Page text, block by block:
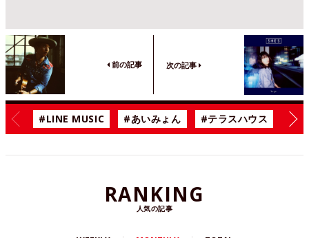
前の記事 次の記事
#LINE MUSIC #あいみょん #テラスハウス #漫
RANKING
人気の記事